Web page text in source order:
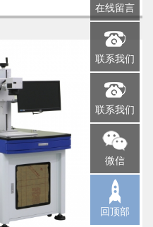
在线留言
联系我们
联系我们
微信
回顶部